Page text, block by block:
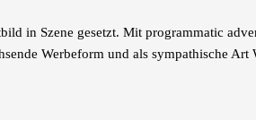
in Szene gesetzt. Mit programmatic
Werbeform und als sympathische Art